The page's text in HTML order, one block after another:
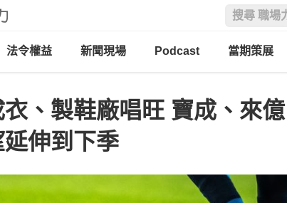
法令權益 新聞現場 Podcast 當期策展
、製鞋廠唱旺 寶成、來億
伸到下季